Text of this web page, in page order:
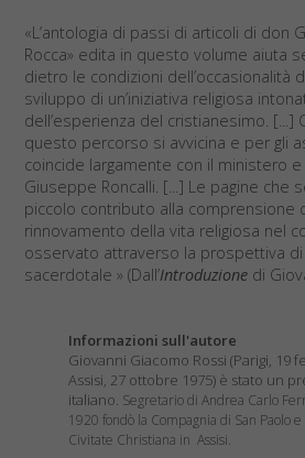
«L’antologia di passi di articoli di don
Rocca» edita in questo volume aiuta
dietro le condizioni dell’occasionalità
sviluppo di un’iniziativa religiosa
dell’esperienza del cristianesimo. [...]
questo percorso si avvicina e per gli
coincide largamente con il ministero e
Giuseppe Roncalli. [...] Le pagine che
piccolo contributo alla comprensione
rinnovamento della vita religiosa nel
osservato attraverso la prospettiva
sacerdotale » (Dall’Introduzione di
Informazioni sull'autore
Giovanni Giacomo Rossi (Parigi, 19
Assisi, 27 ottobre 1975) è stato un
italiano. Segretario di Andrea Carlo
1920 fondò la Compagnia di San Paolo
Civitate Christiana in Assisi.